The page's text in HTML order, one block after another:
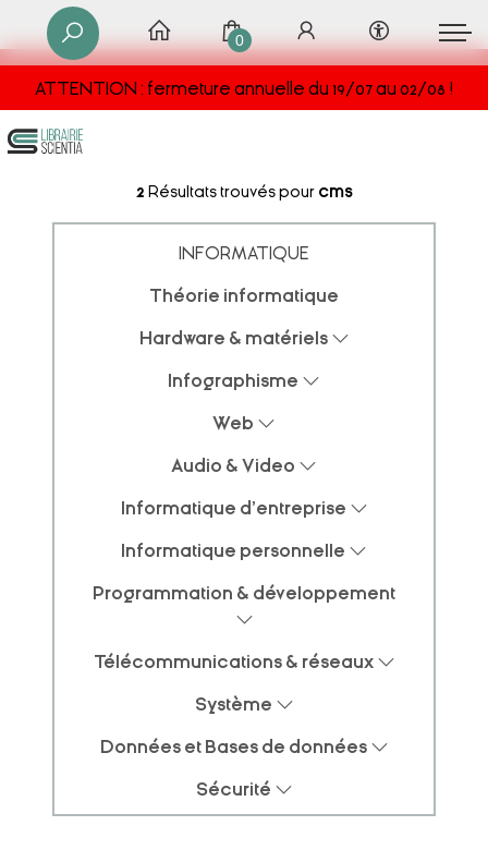
ATTENTION : fermeture annuelle du 19/07 au 02/08 !
0
2 Résultats trouvés pour cms
INFORMATIQUE
Théorie informatique
Hardware & matériels
Infographisme
Web
Audio & Video
Informatique d'entreprise
Informatique personnelle
Programmation & développement
Télécommunications & réseaux
Système
Données et Bases de données
Sécurité